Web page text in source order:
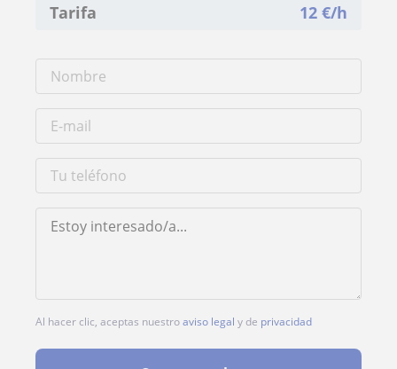
Tarifa 12 €/h
Al hacer clic, aceptas nuestroaviso legal y de privacidad